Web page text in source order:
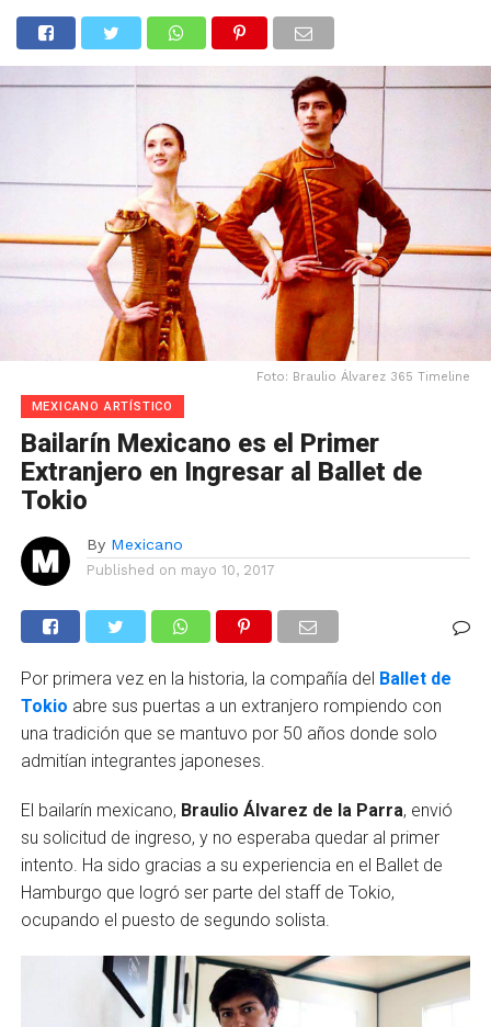
Foto: Braulio Álvarez 365 Timeline
MEXICANO ARTÍSTICO
Bailarín Mexicano es el Primer
Extranjero en Ingresar al Ballet de
Tokio
By Mexicano
Published on mayo 10, 2017
Por primera vez en la historia, la compañía del Ballet de
Tokio abre sus puertas a un extranjero rompiendo con
una tradición que se mantuvo por 50 años donde solo
admitían integrantes japoneses.
El bailarín mexicano, Braulio Álvarez de la Parra, envió
su solicitud de ingreso, y no esperaba quedar al primer
intento. Ha sido gracias a su experiencia en el Ballet de
Hamburgo que logró ser parte del staff de Tokio,
ocupando el puesto de segundo solista.